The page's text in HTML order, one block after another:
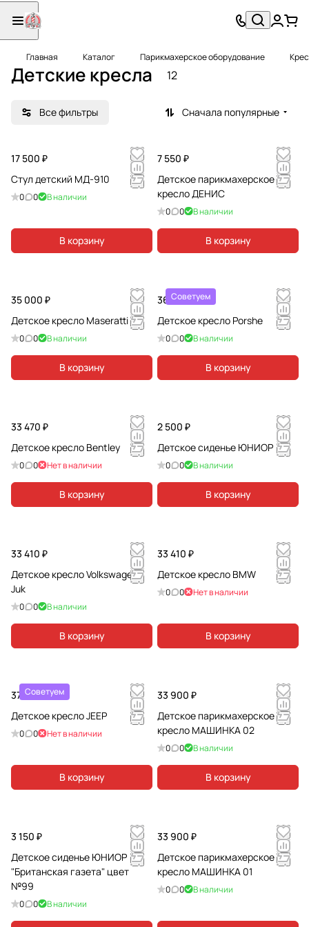
Главная Каталог Парикмахерское оборудование
Детские кресла 12
Все фильтры Сначала популярные
17 500 ₽
Стул детский МД-910
0 0 В наличии
В корзину
7 550 ₽
Детское парикмахерское
кресло ДЕНИС
0 0 В наличии
В корзину
35 000 ₽
Детское кресло Maseratti
0 0 В наличии
В корзину
Советуем
36 470 ₽
Детское кресло Porshe
0 0 В наличии
В корзину
33 470 ₽
Детское кресло Bentley
0 0 Нет в наличии
В корзину
2 500 ₽
Детское сиденье ЮНИОР
0 0 В наличии
В корзину
33 410 ₽
Детское кресло Volkswagen
Juk
0 0 В наличии
В корзину
33 410 ₽
Детское кресло BMW
0 0 Нет в наличии
В корзину
Советуем
37 420 ₽
Детское кресло JEEP
0 0 Нет в наличии
В корзину
33 900 ₽
Детское парикмахерское
кресло МАШИНКА 02
0 0 В наличии
В корзину
3 150 ₽
Детское сиденье ЮНИОР
"Британская газета" цвет
№99
0 0 В наличии
33 900 ₽
Детское парикмахерское
кресло МАШИНКА 01
0 0 В наличии